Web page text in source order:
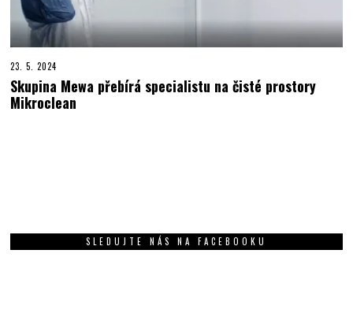
23. 5. 2024
Skupina Mewa přebírá specialistu na čisté prostory
Mikroclean
SLEDUJTE NÁS NA FACEBOOKU